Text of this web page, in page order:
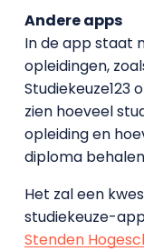
Andere apps
In de app staat
opleidingen,
Studiekeuze123
zien hoeveel
opleiding en
diploma
Het zal een
studiekeuze-
Stenden